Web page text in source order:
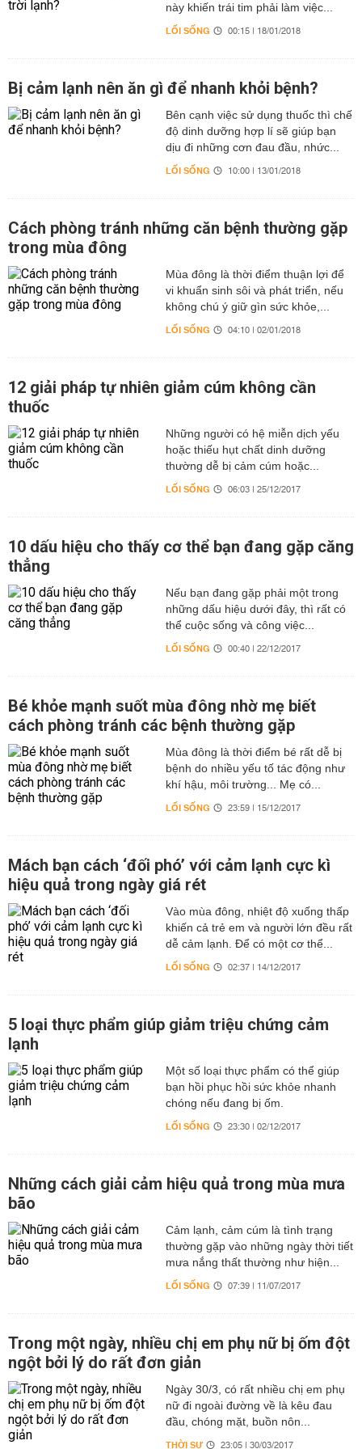
này khiến trái tim phải làm việc...
LỐI SỐNG 00:15 | 18/01/2018
Bị cảm lạnh nên ăn gì để nhanh khỏi bệnh?
Bên cạnh việc sử dụng thuốc thì chế
độ dinh dưỡng hợp lí sẽ giúp bạn
dịu đi những cơn đau đầu, nhức...
LỐI SỐNG 10:00 | 13/01/2018
Cách phòng tránh những căn bệnh thường gặp
trong mùa đông
Mùa đông là thời điểm thuận lợi để
vi khuẩn sinh sôi và phát triển, nếu
không chú ý giữ gìn sức khỏe,...
LỐI SỐNG 04:10 | 02/01/2018
12 giải pháp tự nhiên giảm cúm không cần
thuốc
Những người có hệ miễn dịch yếu
hoặc thiếu hụt chất dinh dưỡng
thường dễ bị cảm cúm hoặc...
LỐI SỐNG 06:03 | 25/12/2017
10 dấu hiệu cho thấy cơ thể bạn đang gặp căng
thẳng
Nếu bạn đang gặp phải một trong
những dấu hiệu dưới đây, thì rất có
thể cuộc sống và công việc...
LỐI SỐNG 00:40 | 22/12/2017
Bé khỏe mạnh suốt mùa đông nhờ mẹ biết
cách phòng tránh các bệnh thường gặp
Mùa đông là thời điểm bé rất dễ bị
bệnh do nhiều yếu tố tác động như
khí hậu, môi trường... Mẹ có...
LỐI SỐNG 23:59 | 15/12/2017
Mách bạn cách ‘đối phó’ với cảm lạnh cực kì
hiệu quả trong ngày giá rét
Vào mùa đông, nhiệt độ xuống thấp
khiến cả trẻ em và người lớn đều rất
dễ cảm lạnh. Để có một cơ thể...
LỐI SỐNG 02:37 | 14/12/2017
5 loại thực phẩm giúp giảm triệu chứng cảm
lạnh
Một số loại thực phẩm có thể giúp
bạn hồi phục hồi sức khỏe nhanh
chóng nếu đang bị ốm.
LỐI SỐNG 23:30 | 02/12/2017
Những cách giải cảm hiệu quả trong mùa mưa
bão
Cảm lạnh, cảm cúm là tình trạng
thường gặp vào những ngày thời tiết
mưa nắng thất thường như hiện...
LỐI SỐNG 07:39 | 11/07/2017
Trong một ngày, nhiều chị em phụ nữ bị ốm đột
ngột bởi lý do rất đơn giản
Ngày 30/3, có rất nhiều chị em phụ
nữ đi ngoài đường về là kêu đau
đầu, chóng mặt, buồn nôn...
THỜI SỰ 23:05 | 30/03/2017